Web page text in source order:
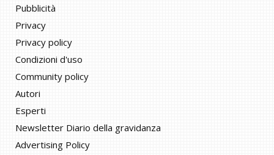
Pubblicità
Privacy
Privacy policy
Condizioni d'uso
Community policy
Autori
Esperti
Newsletter Diario della gravidanza
Advertising Policy